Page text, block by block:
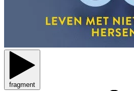
fragment